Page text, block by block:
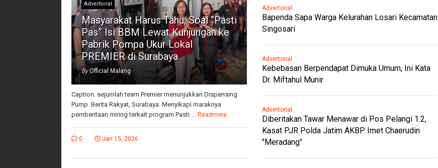
Advertorial
Masyarakat Harus Tahu, Soal “Pasti
Pas” Isi BBM Lewat Kunjungan ke
Pabrik Pompa Ukur Lokal
PREMIER di Surabaya
By Official Malang
Caption. sejumlah team Premier menunjukkan Dispensing
Pump. Berita Rakyat, Surabaya. Menyikapi maraknya
pemberitaan miring terkait program Pasti ... Readmore
0 Jan 15, 2026
Advertorial
Bapenda Sapa Warga Kelurahan Losari Kecamatan
Singosari
Advertorial
Kebebasan Berpendapat Dimuka Umum, Ini Kata
Dr. Miftahul Munir
Advertorial
Diberitakan Tawar Menawar di Pos Pelangi 1.2,
Kasat PJR Polda Jatim AKBP Imet Chaerudin
"Meradang"